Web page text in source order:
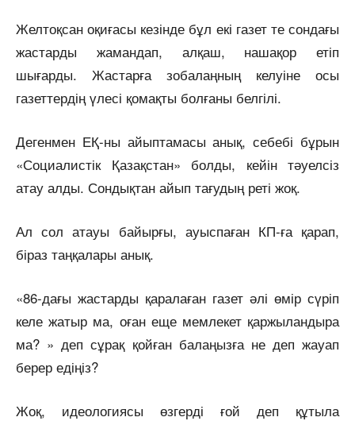
Желтоқсан оқиғасы кезінде бұл екі газет те сондағы
жастарды жамандап, алқаш, нашақор етіп
шығарды. Жастарға зобалаңның келуіне осы
газеттердің үлесі қомақты болғаны белгілі.
Дегенмен ЕҚ-ны айыптамасы анық, себебі бұрын
«Социалистік Қазақстан» болды, кейін тәуелсіз
атау алды. Сондықтан айып тағудың реті жоқ.
Ал сол атауы байырғы, ауыспаған КП-ға қарап,
біраз таңқалары анық.
«86-дағы жастарды қаралаған газет әлі өмір сүріп
келе жатыр ма, оған еще мемлекет қаржыландыра
ма? » деп сұрақ қойған балаңызға не деп жауап
берер едіңіз?
Жоқ, идеологиясы өзгерді ғой деп құтыла